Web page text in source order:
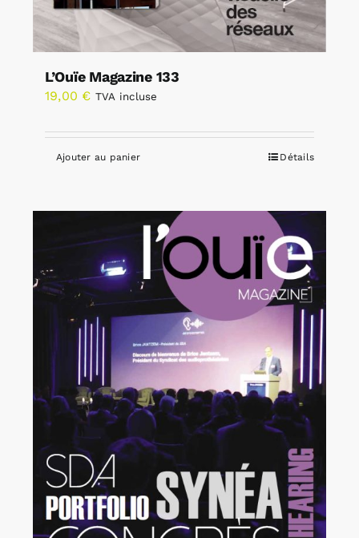
L’Ouïe Magazine 133
19,00 € TVA incluse
Ajouter au panier Détails